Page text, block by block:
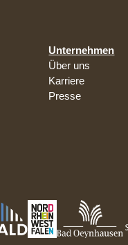
Unternehmen
Über uns
Karriere
Presse